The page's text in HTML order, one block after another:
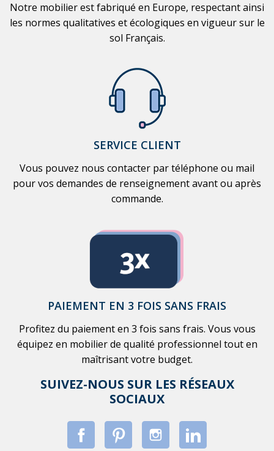
Notre mobilier est fabriqué en Europe, respectant ainsi
les normes qualitatives et écologiques en vigueur sur le
sol Français.
SERVICE CLIENT
Vous pouvez nous contacter par téléphone ou mail
pour vos demandes de renseignement avant ou après
commande.
PAIEMENT EN 3 FOIS SANS FRAIS
Profitez du paiement en 3 fois sans frais. Vous vous
équipez en mobilier de qualité professionnel tout en
maîtrisant votre budget.
SUIVEZ-NOUS SUR LES RÉSEAUX
SOCIAUX